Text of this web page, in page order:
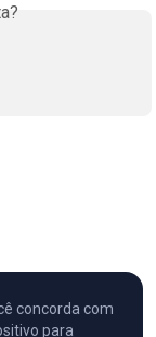
concorda com
para